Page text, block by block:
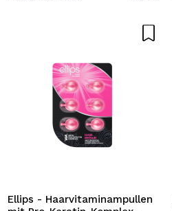
Ellips - Haarvitaminampullen